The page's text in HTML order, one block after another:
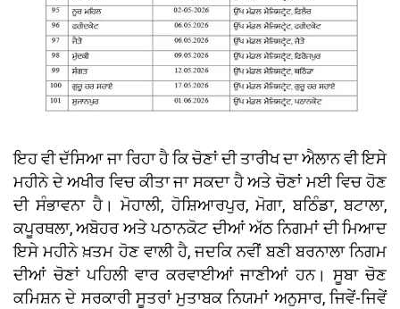
ਇਹ ਵੀ ਦੱਸਿਆ ਜਾ ਰਿਹਾ ਹੈ ਕਿ ਚੋਣਾਂ ਦੀ ਤਾਰੀਖ ਦਾ ਐਲਾਨ ਵੀ ਇਸੇ
ਮਹੀਨੇ ਦੇ ਅਖੀਰ ਵਿਚ ਕੀਤਾ ਜਾ ਸਕਦਾ ਹੈ ਅਤੇ ਚੋਣਾਂ ਮਈ ਵਿਚ ਹੋਣ
ਦੀ ਸੰਭਾਵਨਾ ਹੈ। ਮੋਹਾਲੀ, ਹੋਸ਼ਿਆਰਪੁਰ, ਮੋਗਾ, ਬਠਿੰਡਾ, ਬਟਾਲਾ,
ਕਪੂਰਥਲਾ, ਅਬੋਹਰ ਅਤੇ ਪਠਾਨਕੋਟ ਦੀਆਂ ਅੱਠ ਨਿਗਮਾਂ ਦੀ ਮਿਆਦ
ਇਸੇ ਮਹੀਨੇ ਖ਼ਤਮ ਹੋਣ ਵਾਲੀ ਹੈ, ਜਦਕਿ ਨਵੀਂ ਬਣੀ ਬਰਨਾਲਾ ਨਿਗਮ
ਦੀਆਂ ਚੋਣਾਂ ਪਹਿਲੀ ਵਾਰ ਕਰਵਾਈਆਂ ਜਾਣੀਆਂ ਹਨ। ਸੂਬਾ ਚੋਣ
ਕਮਿਸ਼ਨ ਦੇ ਸਰਕਾਰੀ ਸੂਤਰਾਂ ਮੁਤਾਬਕ ਨਿਯਮਾਂ ਅਨੁਸਾਰ, ਜਿਵੇਂ-ਜਿਵੇਂ